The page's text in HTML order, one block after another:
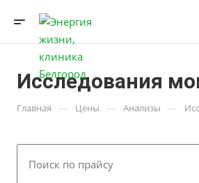
Исследования
Главная — Цены — Анализы —